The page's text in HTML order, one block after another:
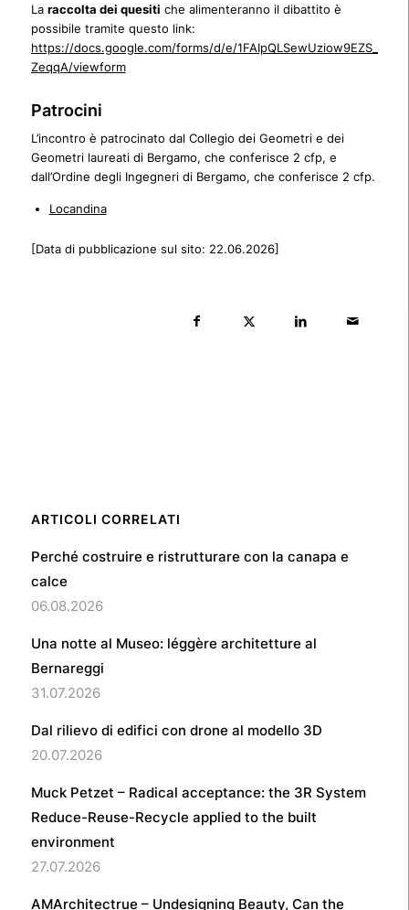
La raccolta dei quesiti che alimenteranno il dibattito è
possibile tramite questo link:
https://docs.google.com/forms/d/e/
ZeqqA/viewform
Patrocini
L’incontro è patrocinato dal Collegio dei Geometri e dei
Geometri laureati di Bergamo, che conferisce 2 cfp, e
dall’Ordine degli Ingegneri di Bergamo, che conferisce 2 cfp.
Locandina
[Data di pubblicazione sul sito: 22.06.2026]
ARTICOLI CORRELATI
Perché costruire e ristrutturare con la canapa e
calce
06.08.2026
Una notte al Museo: léggère architetture al
Bernareggi
31.07.2026
Dal rilievo di edifici con drone al modello 3D
20.07.2026
Muck Petzet – Radical acceptance: the 3R System
Reduce-Reuse-Recycle applied to the built
environment
27.07.2026
AMArchitectrue – Undesigning Beauty, Can the